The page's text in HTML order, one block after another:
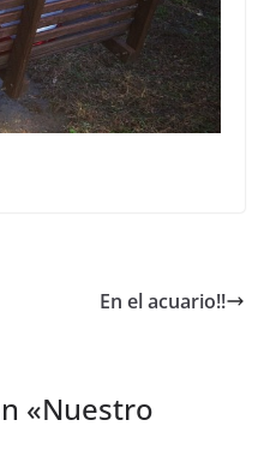
En el acuario!!
«Nuestro